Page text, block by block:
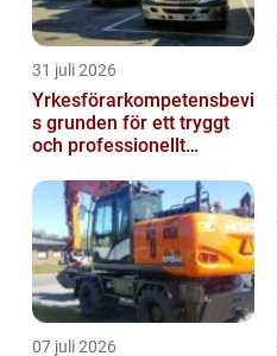
31 juli 2026
Yrkesförarkompetensbevi
s grunden för ett tryggt
och professionellt
07 juli 2026